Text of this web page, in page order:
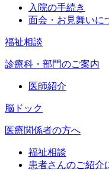
入院の手続き
面会・お見舞いに
福祉相談
診療科・部門のご案内
医師紹介
脳ドック
医療関係者の方へ
福祉相談
患者さんのご紹介